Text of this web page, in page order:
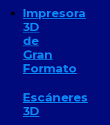
Impresora
3D
de
Gran
Formato
Escáneres
3D